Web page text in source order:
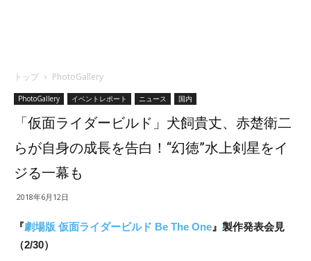
トップ PhotoGallery
PhotoGallery イベントレポート ニュース 国内
「仮面ライダービルド」犬飼貴丈、赤楚衛二
らが自身の成長を告白！“幻徳”水上剣星をイ
ジる一幕も
2018年6月12日
『劇場版 仮面ライダービルド Be The One 』製作発表会見
（2/30）